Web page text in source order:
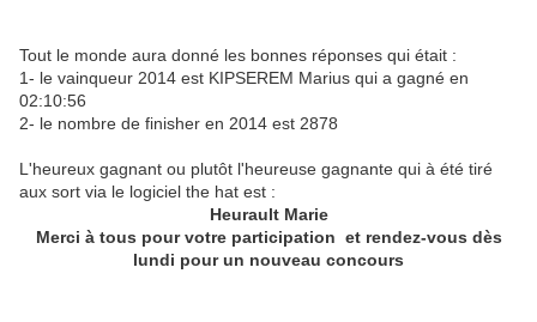
Tout le monde aura donné les bonnes réponses qui était :
1- le vainqueur 2014 est KIPSEREM Marius qui a gagné en
02:10:56
2- le nombre de finisher en 2014 est 2878
L'heureux gagnant ou plutôt l'heureuse gagnante qui à été tiré
aux sort via le logiciel the hat est :
Heurault Marie
Merci à tous pour votre participation et rendez-vous dès
lundi pour un nouveau concours